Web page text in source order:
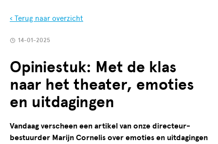
‹ Terug naar overzicht
14-01-2025
Opiniestuk: Met de klas
naar het theater, emoties
en uitdagingen
Vandaag verscheen een artikel van onze directeur-
bestuurder Marijn Cornelis over emoties en uitdagingen